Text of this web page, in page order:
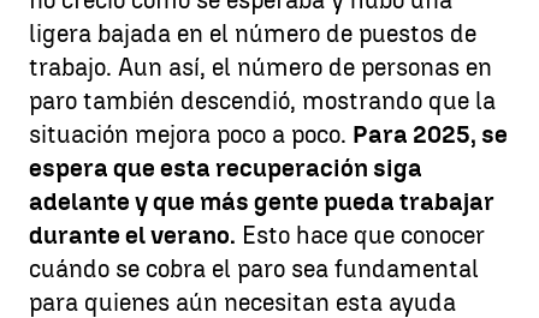
ligera bajada en el número de puestos de
trabajo. Aun así, el número de personas en
paro también descendió, mostrando que la
situación mejora poco a poco. Para 2025, se
espera que esta recuperación siga
adelante y que más gente pueda trabajar
durante el verano. Esto hace que conocer
cuándo se cobra el paro sea fundamental
para quienes aún necesitan esta ayuda